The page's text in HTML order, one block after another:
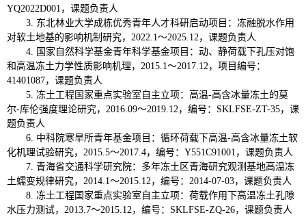
YQ2022D001 ，课题负责人
3. 东北林业大学成栋优秀青年人才科研启动项目：冻融脱水作用
对软土地基的影响机制研究， 2022.1～2025.12，课题负责人
4. 国家自然科学基金青年科学基金项目： 动、静荷载下孔压对饱
和高温冻土力学性质影响机理， 2015.1～2017.12，项目编号：
41401087，课题负责人
5. 冻土工程国家重点实验室自主立项：高温-高含冰量冻土的莫
尔-库伦强度理论研究， 2016.09～2019.12，编号： SKLFSE-ZT-35，课
题负责人
6. 中科院寒旱所青年基金项目：循环荷载下高温-高含冰量冻土软
化机理试验研究， 2015.5～2017.4，编号： Y551C91001 ，课题负责人
7. 青海省交通科学研究院：多年冻土区青海研究观测基地高温冻
土蠕变规律研究， 2014.1～2015.12，编号： 2014-07-03，课题负责人
8. 冻土工程国家重点实验室自主立项：荷载作用下高温冻土孔隙
水压力测试， 2013.7～2015.12，编号： SKLFSE-ZQ-26，课题负责人